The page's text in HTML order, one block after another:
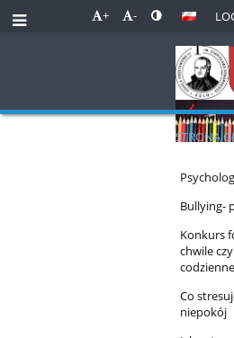
+ -
STRONA
Bullying-
Konkurs
chwile
Co
niepokój